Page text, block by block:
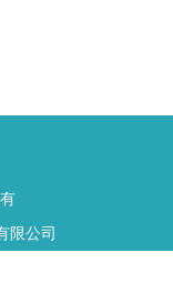
限公司